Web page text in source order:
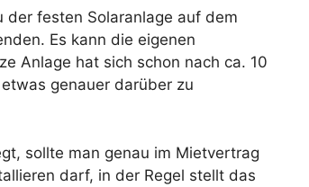
der festen Solaranlage auf dem
Es kann die eigenen
Anlage hat sich schon nach ca. 10
genauer darüber zu
sollte man genau im Mietvertrag
darf, in der Regel stellt das